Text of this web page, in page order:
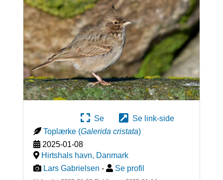
Se
Se link-side
Toplærke (Galerida cristata)
2025-01-08
Hirtshals havn, Danmark
Lars Gabrielsen - Se profil